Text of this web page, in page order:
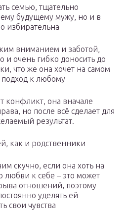
семью, тщательно
будущему мужу, но и в
избирательна
вниманием и заботой,
и очень гибко доносить до
что же она хочет на самом
к любому
конфликт, она вначале
но после всё сделает для
результат.
как и родственники
скучно, если она хоть на
любви к себе – это может
отношений, поэтому
уделять ей
свои чувства